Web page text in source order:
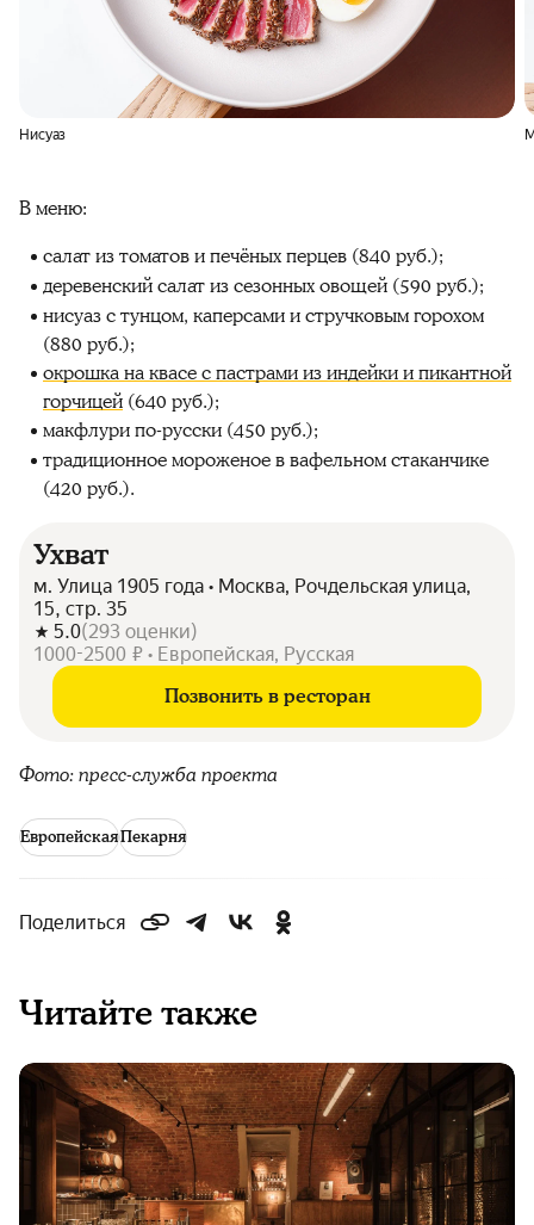
Нисуаз
В меню:
салат из томатов и печёных перцев (840 руб.);
деревенский салат из сезонных овощей (590 руб.);
нисуаз с тунцом, каперсами и стручковым горохом
(880 руб.);
окрошка на квасе с пастрами из индейки и пикантной
горчицей (640 руб.);
макфлури по-русски (450 руб.);
традиционное мороженое в вафельном стаканчике
(420 руб.).
Ухват
м. Улица 1905 года • Москва, Рочдельская улица,
15, стр. 35
5.0(293 оценки)
1000-2500 ₽ • Европейская, Русская
Позвонить в ресторан
Фото: пресс-служба проекта
ЕвропейскаяПекарня
Поделиться
Читайте также